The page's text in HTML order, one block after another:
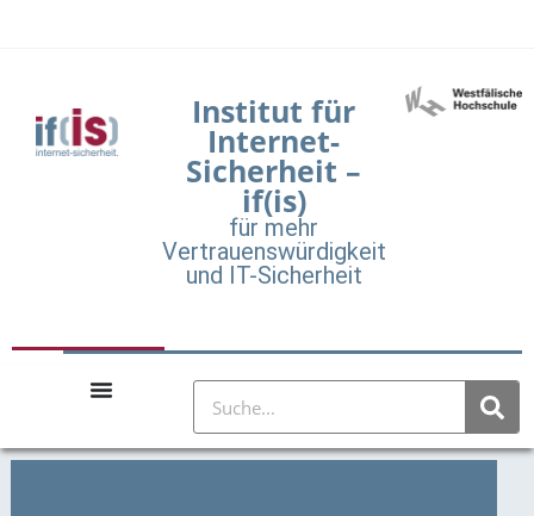
Institut für
Internet-
Sicherheit –
if(is)
für mehr
Vertrauenswürdigkeit
und IT-Sicherheit